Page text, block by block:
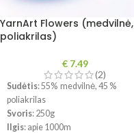
YarnArt Flowers (medvilnė,
poliakrilas)
€7.49
(2)
Sudėtis: 55% medvilnė, 45 %
poliakrilas
Svoris: 250g
Ilgis: apie 1000m